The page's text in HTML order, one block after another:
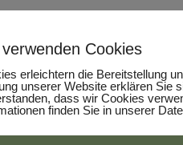
Cookies
erleichtern die Bereitstellung
unserer Website erklären Sie
dass wir Cookies
finden Sie in unserer